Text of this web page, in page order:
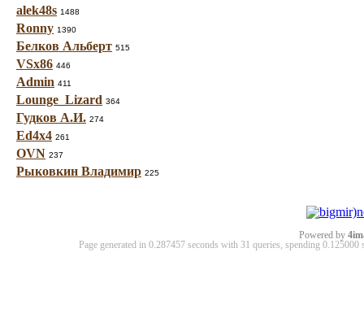
alek48s 1488
Ronny 1390
Белков Альберт 515
VSx86 446
Admin 411
Lounge_Lizard 364
Гудков А.И. 274
Ed4x4 261
OVN 237
Рыковкин Владимир 225
Powered by
Page generated in 0.287457 seconds with 31 queries, spending